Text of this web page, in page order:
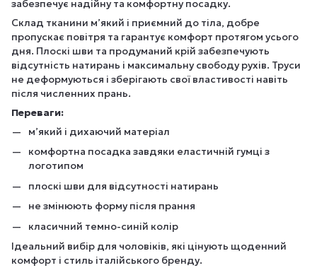
забезпечує надійну та комфортну посадку.
Склад тканини м’який і приємний до тіла, добре
пропускає повітря та гарантує комфорт протягом усього
дня. Плоскі шви та продуманий крій забезпечують
відсутність натирань і максимальну свободу рухів. Труси
не деформуються і зберігають свої властивості навіть
після численних прань.
Переваги:
м’який і дихаючий матеріал
комфортна посадка завдяки еластичній гумці з
логотипом
плоскі шви для відсутності натирань
не змінюють форму після прання
класичний темно-синій колір
Ідеальний вибір для чоловіків, які цінують щоденний
комфорт і стиль італійського бренду.